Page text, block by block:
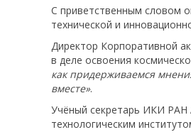
С приветственным словом
технической и
Директор Корпоративной
в деле освоения
как придерживаемся
вместе».
Учёный секретарь ИКИ РАН
технологическим